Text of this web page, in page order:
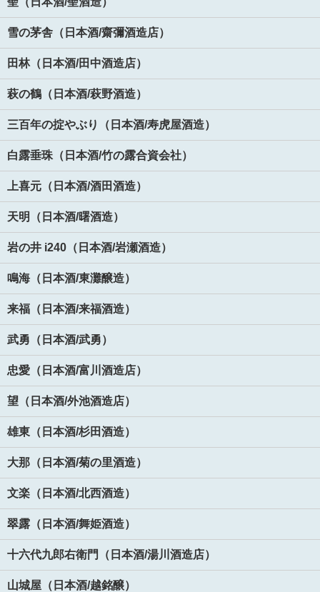
雪の茅舎（日本酒/齋彌酒造店）
田林（日本酒/田中酒造店）
萩の鶴（日本酒/萩野酒造）
三百年の掟やぶり（日本酒/寿虎屋酒造）
白露垂珠（日本酒/竹の露合資会社）
上喜元（日本酒/酒田酒造）
天明（日本酒/曙酒造）
岩の井 i240（日本酒/岩瀬酒造）
鳴海（日本酒/東灘醸造）
来福（日本酒/来福酒造）
武勇（日本酒/武勇）
忠愛（日本酒/富川酒造店）
望（日本酒/外池酒造店）
雄東（日本酒/杉田酒造）
大那（日本酒/菊の里酒造）
文楽（日本酒/北西酒造）
翠露（日本酒/舞姫酒造）
十六代九郎右衛門（日本酒/湯川酒造店）
山城屋（日本酒/越銘醸）